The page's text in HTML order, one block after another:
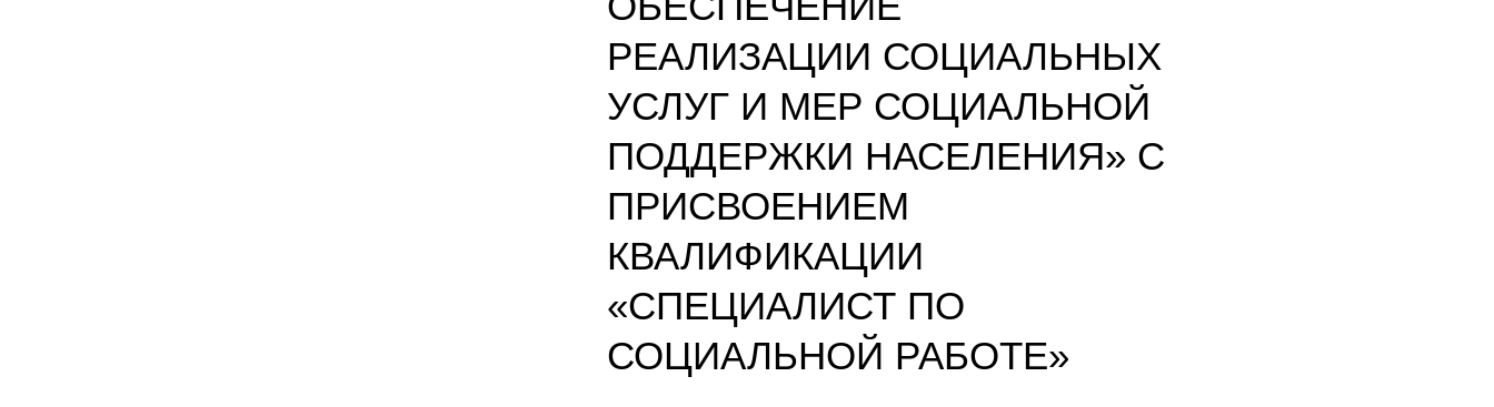
РЕАЛИЗАЦИИ СОЦИАЛЬНЫХ
УСЛУГ И МЕР СОЦИАЛЬНОЙ
ПОДДЕРЖКИ НАСЕЛЕНИЯ» С
ПРИСВОЕНИЕМ
КВАЛИФИКАЦИИ
«СПЕЦИАЛИСТ ПО
СОЦИАЛЬНОЙ РАБОТЕ»